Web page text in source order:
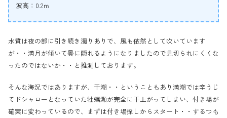
波高：0.2ｍ
水質は夜の部に引き続き濁りありで、風も依然として吹いています
が・・満月が傾いて曇に隠れるようになりましたので見切られにくくな
ったのではないか・・と推測しております。
そんな海況ではありますが、干潮・・ということもあり満潮では辛うじ
てドシャローとなっていた牡蠣瀬が完全に干上がってしまい、付き場が
確実に変わっているので、まずは付き場探しからスタート・・するつも